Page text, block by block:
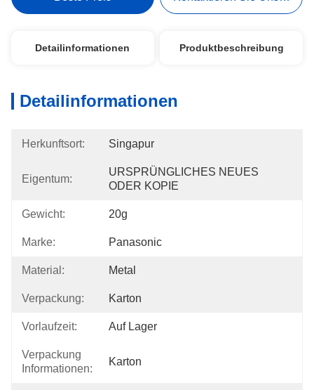
Detailinformationen Produktbeschreibung
Detailinformationen
Herkunftsort: Singapur
Eigentum:
URSPRÜNGLICHES NEUES
ODER KOPIE
Gewicht: 20g
Marke: Panasonic
Material: Metal
Verpackung: Karton
Vorlaufzeit: Auf Lager
Verpackung
Informationen:
Karton